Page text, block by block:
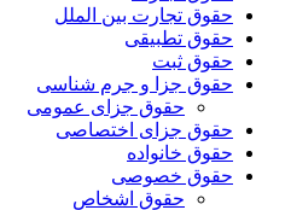
حقوق تجارت بین الملل
حقوق تطبیقی
حقوق ثبت
حقوق جزا و جرم شناسی
حقوق جزای عمومی
حقوق جزای اختصاصی
حقوق خانواده
حقوق خصوصی
حقوق اشخاص